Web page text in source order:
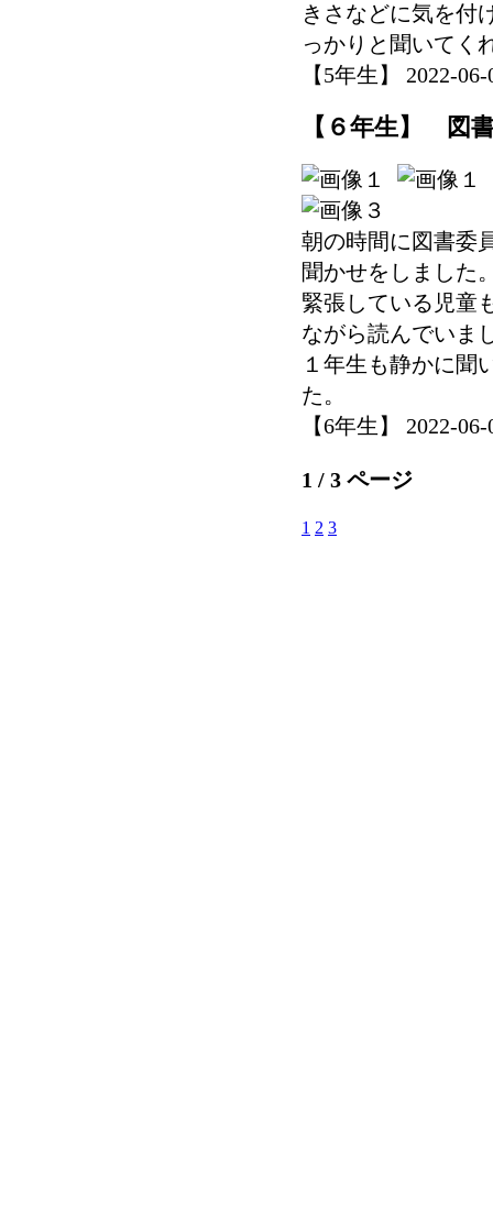
きさなどに気を付
っかりと聞いてく
【5年生】 2022-
【６年生】 図
朝の時間に図書委
聞かせをしました
緊張している児童
ながら読んでいま
１年生も静かに聞
た。
【6年生】 2022-
1 / 3 ページ
1 2 3